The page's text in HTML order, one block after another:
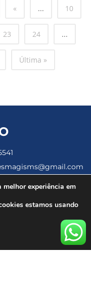
« ... 10
23 24 ...
Última »
e 18h – 22h
08h – 12h e 13h -17h
experiência em
estamos usando